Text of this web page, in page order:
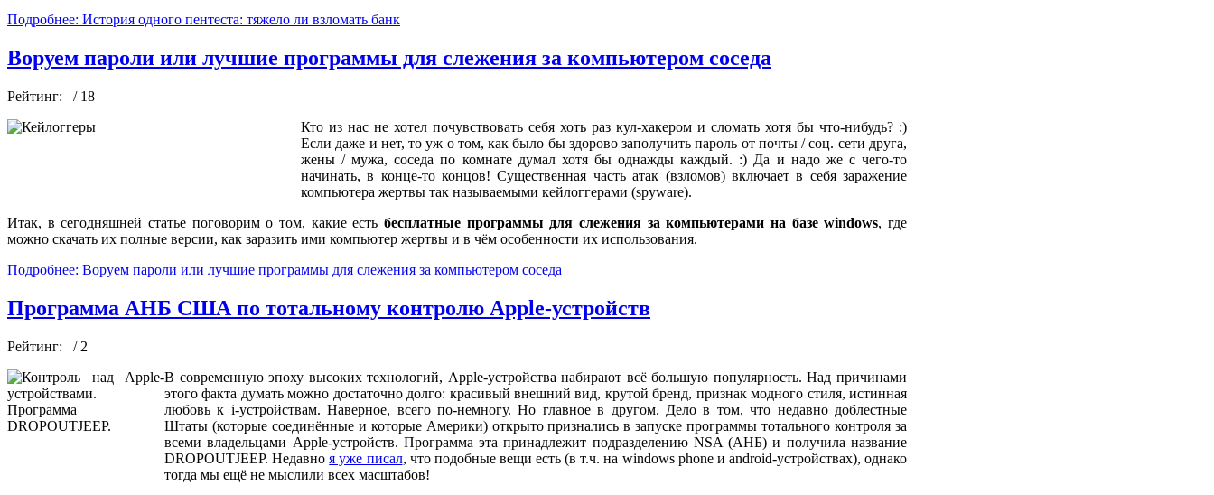
Подробнее: История одного пентеста: тяжело ли взломать банк
Воруем пароли или лучшие программы для слежения за компьютером соседа
Рейтинг:
/ 18
Кто из нас не хотел почувствовать себя хоть раз кул-хакером и сломать хотя бы что-нибудь? :)
Если даже и нет, то уж о том, как было бы здорово заполучить пароль от почты / соц. сети друга,
жены / мужа, соседа по комнате думал хотя бы однажды каждый. :) Да и надо же с чего-то
начинать, в конце-то концов! Существенная часть атак (взломов) включает в себя заражение
компьютера жертвы так называемыми кейлоггерами (spyware).
Итак, в сегодняшней статье поговорим о том, какие есть бесплатные программы для слежения за компьютерами на базе windows, где
можно скачать их полные версии, как заразить ими компьютер жертвы и в чём особенности их использования.
Подробнее: Воруем пароли или лучшие программы для слежения за компьютером соседа
Программа АНБ США по тотальному контролю Apple-устройств
Рейтинг:
/ 2
В современную эпоху высоких технологий, Apple-устройства набирают всё большую популярность. Над причинами
этого факта думать можно достаточно долго: красивый внешний вид, крутой бренд, признак модного стиля, истинная
любовь к i-устройствам. Наверное, всего по-немногу. Но главное в другом. Дело в том, что недавно доблестные
Штаты (которые соединённые и которые Америки) открыто признались в запуске программы тотального контроля за
всеми владельцами Apple-устройств. Программа эта принадлежит подразделению NSA (АНБ) и получила название
DROPOUTJEEP. Недавноя уже писал, что подобные вещи есть (в т.ч. на windows phone и android-устройствах), однако
тогда мы ещё не мыслили всех масштабов!